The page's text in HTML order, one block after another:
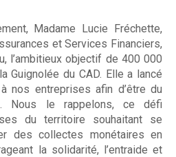
alimentaire
Madame Lucie Fréchette,
et Services Financiers,
l’ambitieux objectif de 400 000
Guignolée du CAD. Elle a lancé
nos entreprises afin d’être du
Nous le rappelons, ce défi
du territoire souhaitant se
des collectes monétaires en
la solidarité, l’entraide et